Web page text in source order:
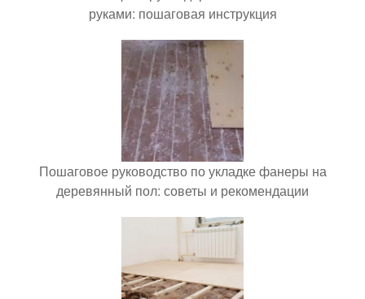
руками: пошаговая инструкция
Пошаговое руководство по укладке фанеры на
деревянный пол: советы и рекомендации